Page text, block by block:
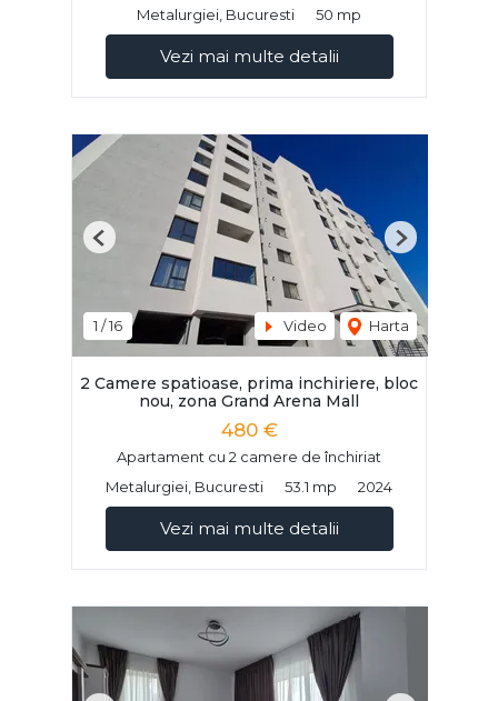
Metalurgiei, Bucuresti
50 mp
Vezi mai multe detalii
1 /16 Video Harta
Previous Next
2 Camere spatioase, prima inchiriere, bloc
nou, zona Grand Arena Mall
480 €
Apartament cu 2 camere de închiriat
Metalurgiei, Bucuresti
53.1 mp 2024
Vezi mai multe detalii